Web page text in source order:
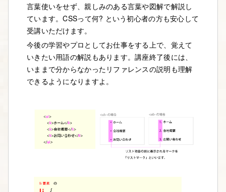
言葉使いをせず、親しみのある言葉や図解で解説し
ています。CSSって何? という初心者の方も安心して
受講いただけます。
今後の学習やプロとしてお仕事をする上で、覚えて
いきたい用語の解説もあります。講座終了後には、
いままで分からなかったリファレンスの説明も理解
できるようになりますよ。